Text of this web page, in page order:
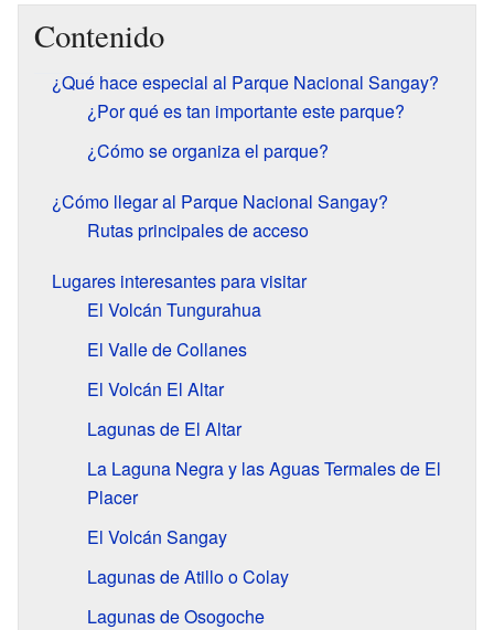
Contenido
¿Qué hace especial al Parque Nacional Sangay?
¿Por qué es tan importante este parque?
¿Cómo se organiza el parque?
¿Cómo llegar al Parque Nacional Sangay?
Rutas principales de acceso
Lugares interesantes para visitar
El Volcán Tungurahua
El Valle de Collanes
El Volcán El Altar
Lagunas de El Altar
La Laguna Negra y las Aguas Termales de El
Placer
El Volcán Sangay
Lagunas de Atillo o Colay
Lagunas de Osogoche